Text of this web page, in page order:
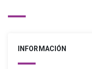
INFORMACIÓN